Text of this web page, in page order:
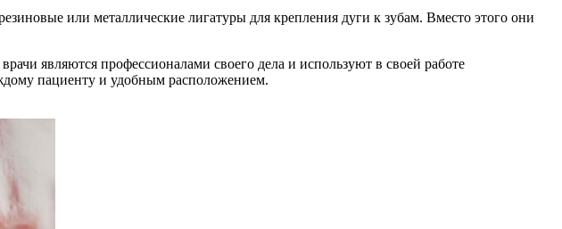
или металлические лигатуры для крепления дуги к зубам. Вместо этого они
являются профессионалами своего дела и используют в своей работе
пациенту и удобным расположением.